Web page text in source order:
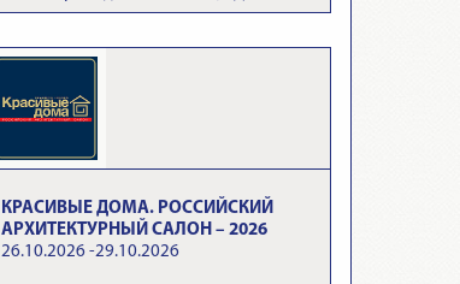
КРАСИВЫЕ ДОМА. РОССИЙСКИЙ
АРХИТЕКТУРНЫЙ САЛОН – 2026
26.10.2026 -29.10.2026